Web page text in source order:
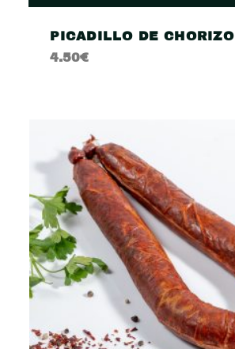
PICADILLO DE CHORIZO
4.50€